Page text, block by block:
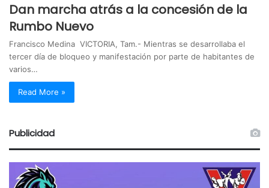
Dan marcha atrás a la concesión de la
Rumbo Nuevo
Francisco Medina VICTORIA, Tam.- Mientras se desarrollaba el
tercer día de bloqueo y manifestación por parte de habitantes de
varios…
Read More »
Publicidad